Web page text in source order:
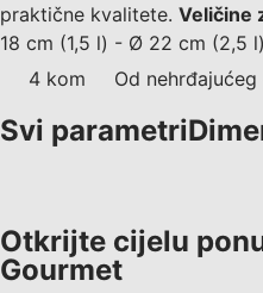
praktične kvalitete. Veličine
18 cm (1,5 l) - Ø 22 cm (2,5
4 kom
Od nehrđajućeg
Svi parametri
Otkrijte cijelu
Gourmet